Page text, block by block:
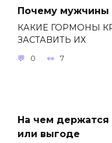
Почему мужчины
КАКИЕ ГОРМОНЫ
ЗАСТАВИТЬ ИХ
0 7
На чем
или выгоде